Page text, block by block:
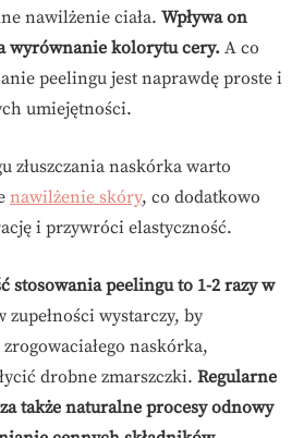
nawilżenie ciała. Wpływa on
wyrównanie kolorytu cery. A co
peelingu jest naprawdę proste i
umiejętności.
złuszczania naskórka warto
nawilżenie skóry, co dodatkowo
i przywróci elastyczność.
stosowania peelingu to 1-2 razy w
wystarczy, by
naskórka,
drobne zmarszczki. Regularne
także naturalne procesy odnowy